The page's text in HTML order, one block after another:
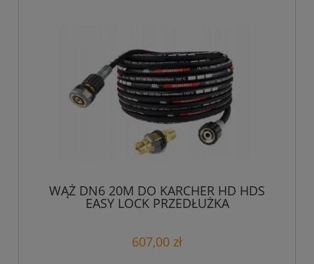
WĄŻ DN6 20M DO KARCHER HD HDS
EASY LOCK PRZEDŁUŻKA
607,00 zł